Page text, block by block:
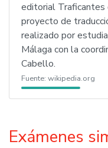
editorial Traficantes
proyecto de
realizado por
Málaga con la
Cabello.
Fuente: wikipedia.org
Exámenes